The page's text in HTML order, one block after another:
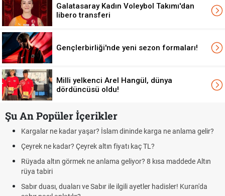
Galatasaray Kadın Voleybol Takımı'dan
libero transferi
Gençlerbirliği'nde yeni sezon formaları!
Milli yelkenci Arel Hangül, dünya
dördüncüsü oldu!
Şu An Popüler İçerikler
karga ne anlama gelir?
kaç TL?
8 kısa maddede Altın
ayetler hadisler! Kuran'da
Futbolda ofsayt nedir? Ofsayt
Kravat nasıl bağlanır? En kolay
Cemre düştü mü? Kış cemresi ne
Rüyada kedi görmek en anlama